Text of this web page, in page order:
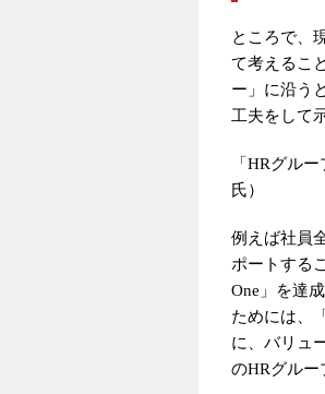
ところで、
て考えるこ
ー」に沿う
工夫をして
「HRグル
氏）
例えば社員
ポートする
One」を達
ためには、
に、バリュ
のHRグルー